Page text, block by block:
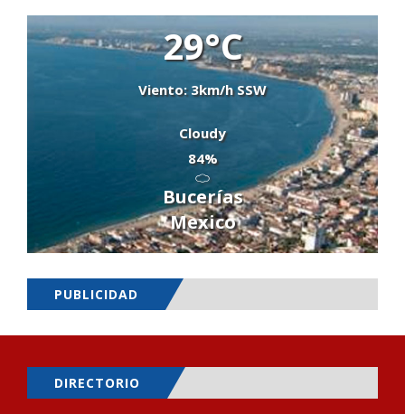
29°C
Viento: 3km/h SSW
Cloudy
84%
Bucerías
Mexico
PUBLICIDAD
DIRECTORIO